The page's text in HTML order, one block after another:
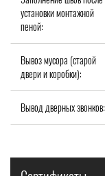
установки монтажной
пеной:
Вывоз мусора (старой
двери и коробки):
Вывод дверных звонков: